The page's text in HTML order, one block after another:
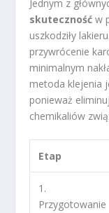
Jednym z
skuteczność w
uszkodziły
przywrócenie
minimalnym
metoda klejenia
ponieważ
chemikaliów
Etap
1.
Przygotowanie